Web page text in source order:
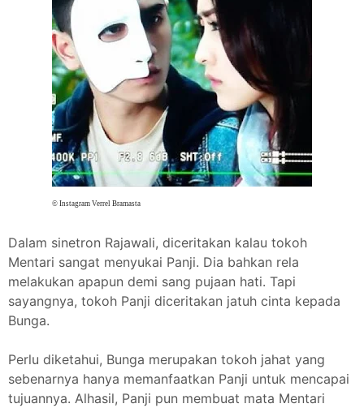
© Instagram Verrel Bramasta
Dalam sinetron Rajawali, diceritakan kalau tokoh
Mentari sangat menyukai Panji. Dia bahkan rela
melakukan apapun demi sang pujaan hati. Tapi
sayangnya, tokoh Panji diceritakan jatuh cinta kepada
Bunga.
Perlu diketahui, Bunga merupakan tokoh jahat yang
sebenarnya hanya memanfaatkan Panji untuk mencapai
tujuannya. Alhasil, Panji pun membuat mata Mentari